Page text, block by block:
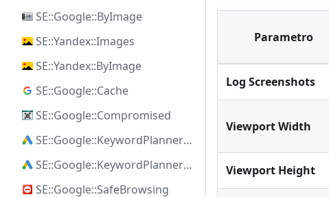
SE::Google::ByImage
SE::Yandex::Images
SE::Yandex::ByImage
SE::Google::Cache
SE::Google::Compromised
SE::Google::KeywordPlanner::Ideas
SE::Google::KeywordPlanner::SearchVolume
SE::Google::SafeBrowsing
Parametro
Log Screenshots
Viewport Width
Viewport Height